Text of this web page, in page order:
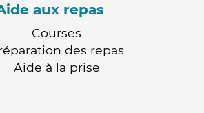
aux repas
Courses
des repas
Aide à la prise